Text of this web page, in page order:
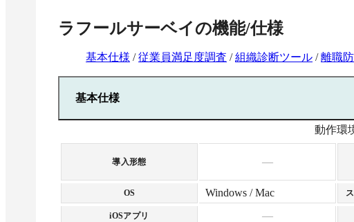
ラフールサーベイの機能/仕様
基本仕様 /従業員満足度調査 /組織診断ツール /離職
基本仕様
動作環
導入形態 —
OS Windows / Mac
iOSアプリ —